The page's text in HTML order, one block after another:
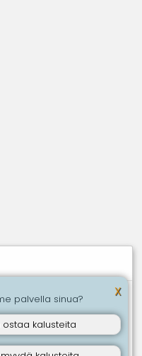
X
palvella sinua?
ostaa kalusteita
Evästeistä välttämättömiksi
koska ne ovat
varten. Muut, kolmannen
joku toinen taho asentaa
tapahtuu silloin, kun jokin
analyysipalveluita.